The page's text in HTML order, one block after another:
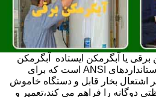
یا آبگرمکن ایستاده ​ آبگرمکن
طراحی شده است که دارای استانداردهای ANSI است که برای
اشتعال بخار قابل و دستگاه خاموش
دوگانه را فراهم می کند،تعمیر و